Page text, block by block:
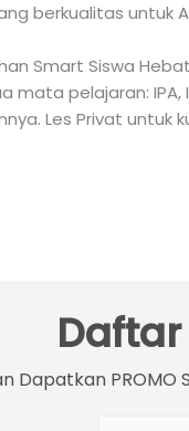
berkualitas untuk
Smart Siswa
pelajaran: IPA,
Les Privat untuk
Dapatkan PROMO